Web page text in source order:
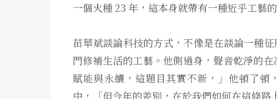
一個火種 23 年，這本身就帶有一種近乎工藝
苗華斌談論科技的方式，不像是在談論一種
門修補生活的工藝。他側過身，聲音乾淨的
賦能與永續，這題目其實不新，」他頓了頓
中，「但今年的差別，在於我們如何在這條路